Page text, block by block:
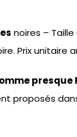
noires –
Prix unitaire
presque
proposés